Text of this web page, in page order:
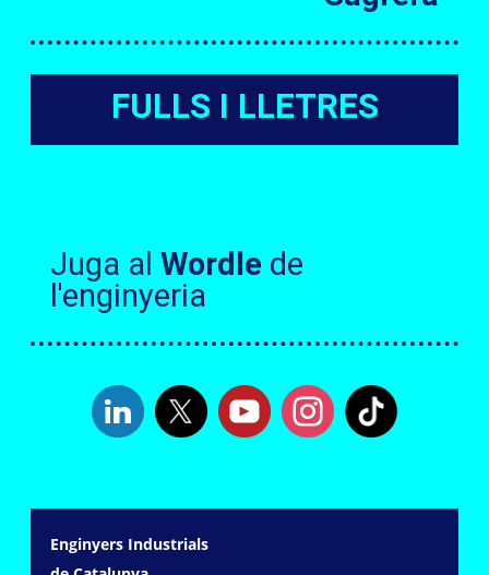
FULLS I LLETRES
Juga al Wordle de
l'enginyeria
Enginyers Industrials